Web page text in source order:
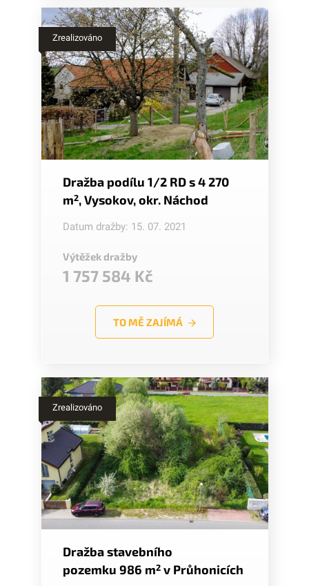
Zrealizováno
Dražba podílu 1/2 RD s 4 270
m2, Vysokov, okr. Náchod
Datum dražby: 15. 07. 2021
Výtěžek dražby
1 757 584 Kč
TO MĚ ZAJÍMÁ
Zrealizováno
Dražba stavebního
pozemku 986 m2v Průhonicích